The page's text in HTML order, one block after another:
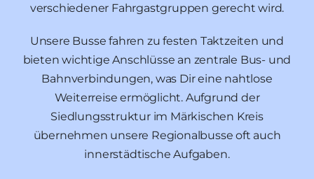
verschiedener Fahrgastgruppen gerecht wird.
Unsere Busse fahren zu festen Taktzeiten und
bieten wichtige Anschlüsse an zentrale Bus- und
Bahnverbindungen, was Dir eine nahtlose
Weiterreise ermöglicht. Aufgrund der
Siedlungsstruktur im Märkischen Kreis
übernehmen unsere Regionalbusse oft auch
innerstädtische Aufgaben.